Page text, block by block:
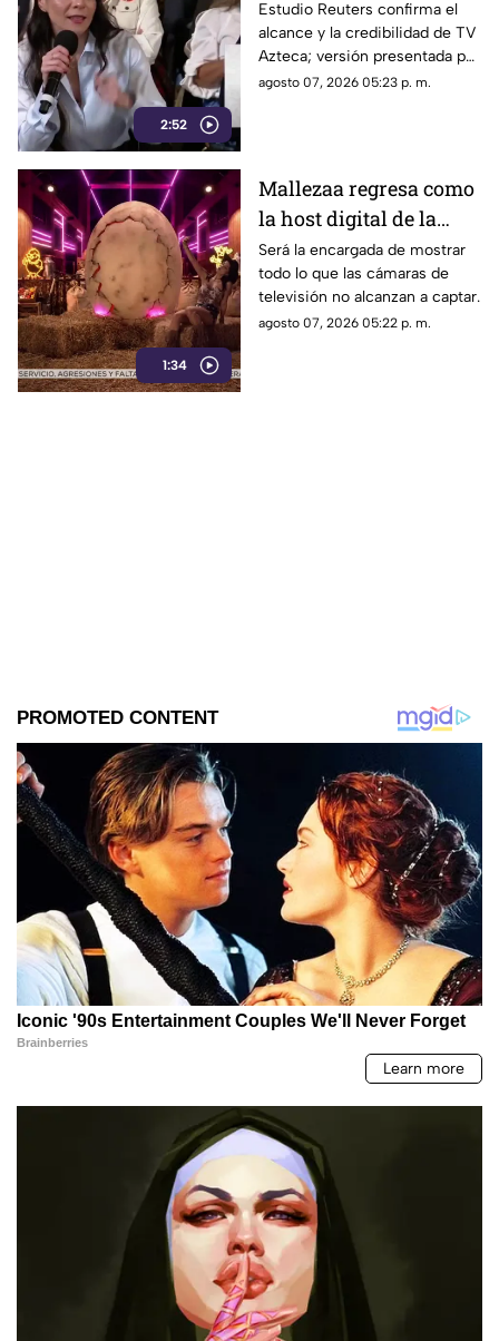
2:52
Vilchis intentó
desvirtuar estudio de
Reuters sobre la
credibilidad de TV
Estudio Reuters confirma el
alcance y la credibilidad de TV
Azteca; versión presentada por
Liz Vilchis fue cuestionada al
agosto 07, 2026 05:23 p. m.
1:34
Mallezaa regresa como
la host digital de la
segunda temporada de
La Granja VIP
Será la encargada de mostrar
todo lo que las cámaras de
televisión no alcanzan a captar.
agosto 07, 2026 05:22 p. m.